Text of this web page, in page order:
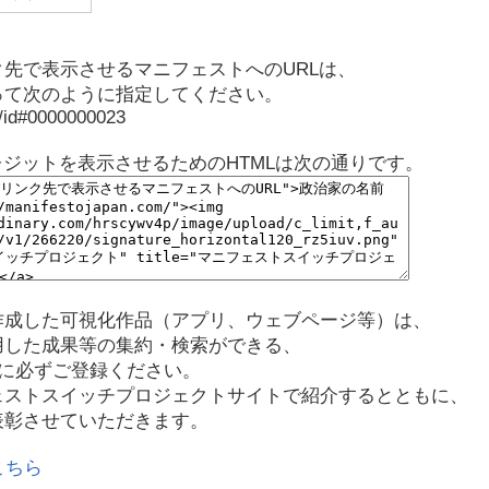
で表示させるマニフェストへのURLは、
次のように指定してください。
ットを表示させるためのHTMLは次の通りです。
した可視化作品（アプリ、ウェブページ等）は、
た成果等の集約・検索ができる、
必ずご登録ください。
トスイッチプロジェクトサイトで紹介するとともに、
させていただきます。
ちら